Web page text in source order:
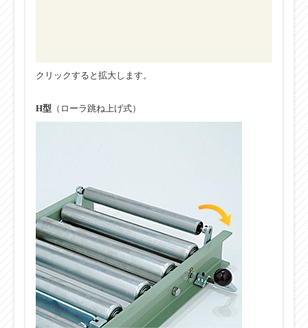
クリックすると拡大します。
H型 （ローラ跳ね上げ式）